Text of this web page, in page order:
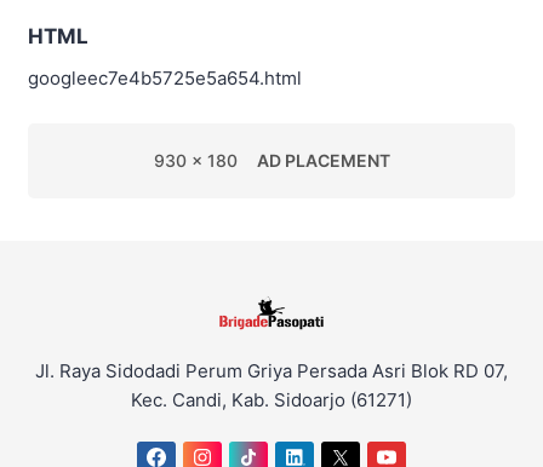
HTML
googleec7e4b5725e5a654.html
930 x 180 AD PLACEMENT
Jl. Raya Sidodadi Perum Griya Persada Asri Blok RD 07,
Kec. Candi, Kab. Sidoarjo (61271)